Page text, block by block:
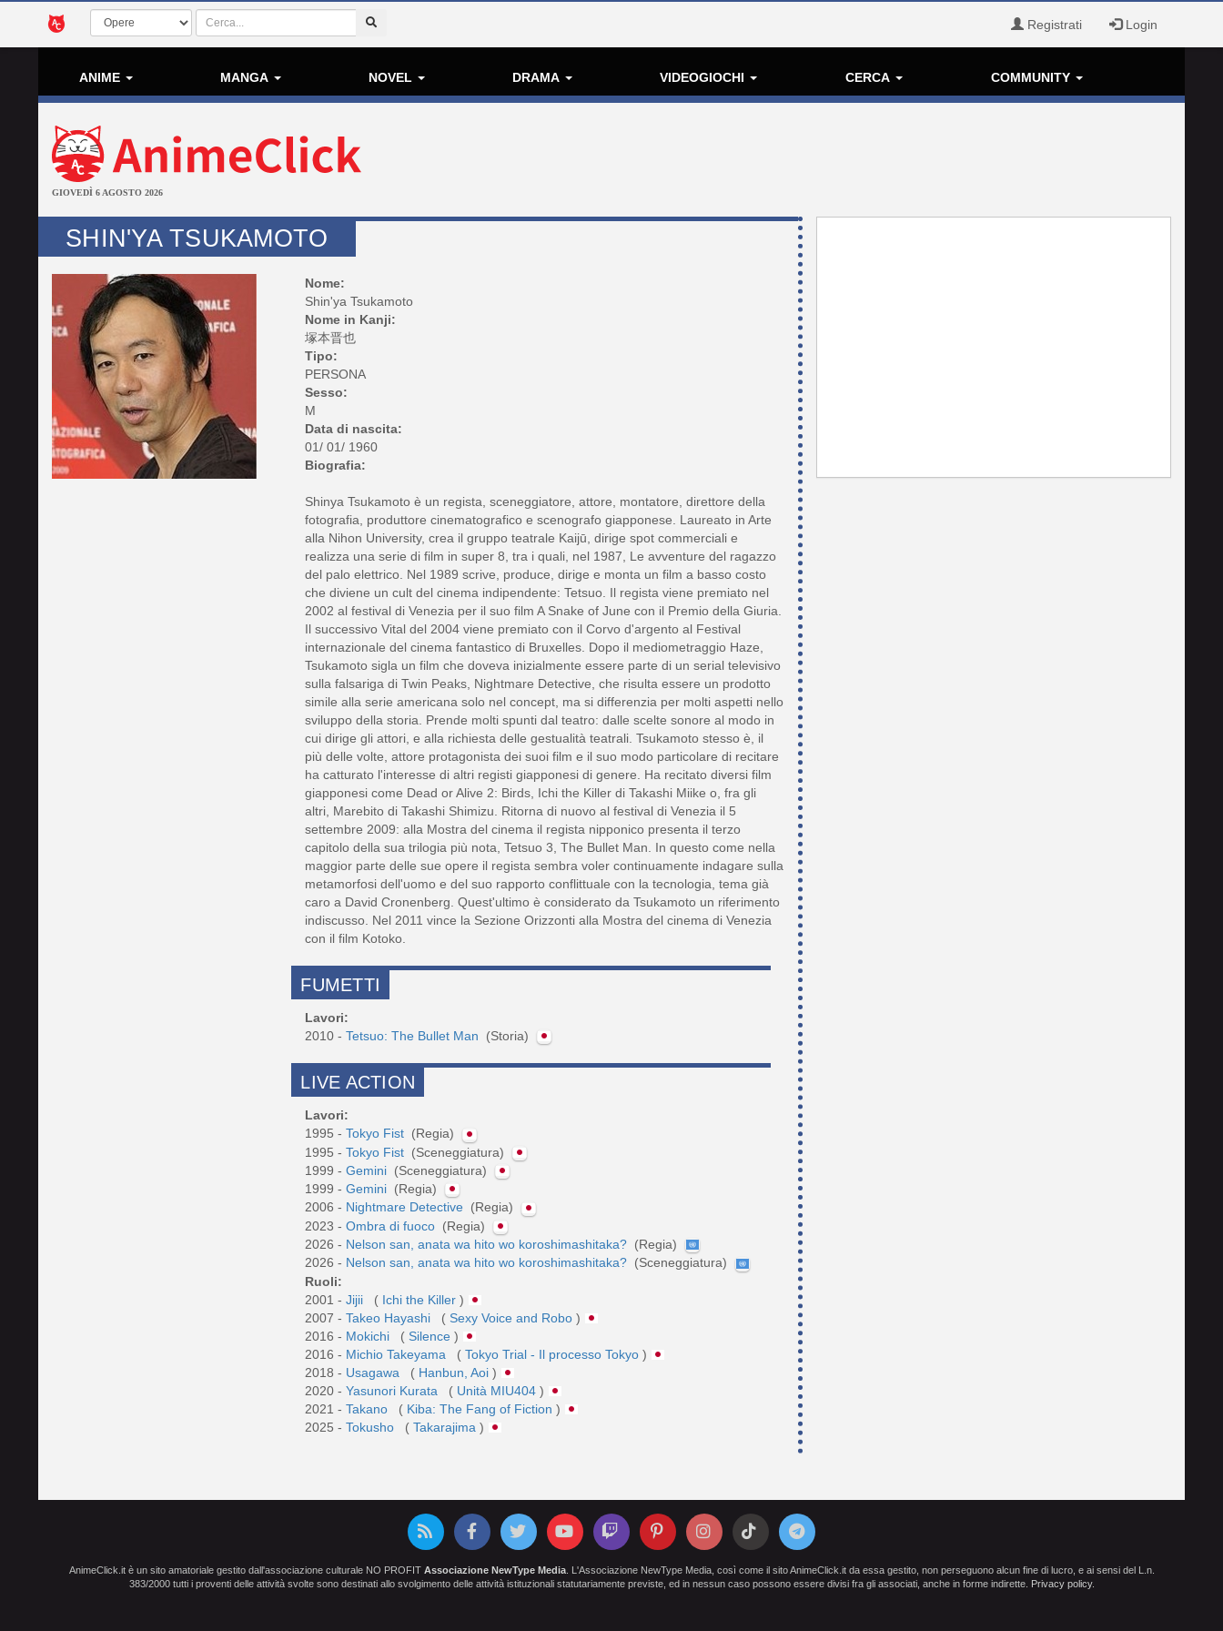
Registrati Login
ANIME MANGA NOVEL DRAMA VIDEOGIOCHI CERCA COMMUNITY
GIOVEDÌ 6 AGOSTO 2026
SHIN'YA TSUKAMOTO
Nome:
Shin'ya Tsukamoto
Nome in Kanji:
塚本晋也
Tipo:
PERSONA
Sesso:
M
Data di nascita:
01/ 01/ 1960
Biografia:
Shinya Tsukamoto è un regista, sceneggiatore, attore, montatore, direttore della
fotografia, produttore cinematografico e scenografo giapponese. Laureato in Arte
alla Nihon University, crea il gruppo teatrale Kaijū, dirige spot commerciali e
realizza una serie di film in super 8, tra i quali, nel 1987, Le avventure del ragazzo
del palo elettrico. Nel 1989 scrive, produce, dirige e monta un film a basso costo
che diviene un cult del cinema indipendente: Tetsuo. Il regista viene premiato nel
2002 al festival di Venezia per il suo film A Snake of June con il Premio della Giuria.
Il successivo Vital del 2004 viene premiato con il Corvo d'argento al Festival
internazionale del cinema fantastico di Bruxelles. Dopo il mediometraggio Haze,
Tsukamoto sigla un film che doveva inizialmente essere parte di un serial televisivo
sulla falsariga di Twin Peaks, Nightmare Detective, che risulta essere un prodotto
simile alla serie americana solo nel concept, ma si differenzia per molti aspetti nello
sviluppo della storia. Prende molti spunti dal teatro: dalle scelte sonore al modo in
cui dirige gli attori, e alla richiesta delle gestualità teatrali. Tsukamoto stesso è, il
più delle volte, attore protagonista dei suoi film e il suo modo particolare di recitare
ha catturato l'interesse di altri registi giapponesi di genere. Ha recitato diversi film
giapponesi come Dead or Alive 2: Birds, Ichi the Killer di Takashi Miike o, fra gli
altri, Marebito di Takashi Shimizu. Ritorna di nuovo al festival di Venezia il 5
settembre 2009: alla Mostra del cinema il regista nipponico presenta il terzo
capitolo della sua trilogia più nota, Tetsuo 3, The Bullet Man. In questo come nella
maggior parte delle sue opere il regista sembra voler continuamente indagare sulla
metamorfosi dell'uomo e del suo rapporto conflittuale con la tecnologia, tema già
caro a David Cronenberg. Quest'ultimo è considerato da Tsukamoto un riferimento
indiscusso. Nel 2011 vince la Sezione Orizzonti alla Mostra del cinema di Venezia
FUMETTI
Lavori:
2010 -Tetsuo: The Bullet Man (Storia)
LIVE ACTION
Lavori:
1995 -Tokyo Fist (Regia)
1995 -Tokyo Fist (Sceneggiatura)
1999 -Gemini (Sceneggiatura)
1999 -Gemini (Regia)
2006 - Nightmare Detective (Regia)
2023 -Ombra di fuoco (Regia)
2026 - Nelson san, anata wa hito wo koroshimashitaka? (Regia)
2026 - Nelson san, anata wa hito wo koroshimashitaka? (Sceneggiatura)
Ruoli:
2001 -Jijii ( Ichi the Killer)
2007 -Takeo Hayashi ( Sexy Voice and Robo)
2016 - Mokichi ( Silence)
2016 - Michio Takeyama ( Tokyo Trial - Il processo Tokyo)
2018 - Usagawa ( Hanbun, Aoi)
2020 -Yasunori Kurata ( Unità MIU404)
2021 -Takano ( Kiba: The Fang of Fiction)
2025 -Tokusho ( Takarajima)
AnimeClick.it è un sito amatoriale gestito dall'associazione culturale NO PROFIT Associazione NewType Media. L'Associazione NewType Media, così come il sito AnimeClick.it da essa gestito, non perseguono alcun fine di lucro, e ai sensi del L.n.
383/2000 tutti i proventi delle attività svolte sono destinati allo svolgimento delle attività istituzionali statutariamente previste, ed in nessun caso possono essere divisi fra gli associati, anche in forme indirette. Privacy policy.